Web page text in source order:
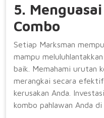
5.
Combo
Setiap Marksman
mampu
baik. Memahami urutan
merangkai secara
kerusakan Anda.
kombo pahlawan Anda